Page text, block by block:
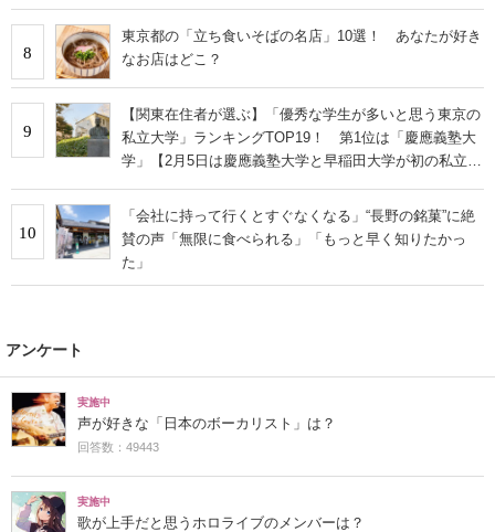
8
東京都の「立ち食いそばの名店」10選！ あなたが好き
なお店はどこ？
9
【関東在住者が選ぶ】「優秀な学生が多いと思う東京の
私立大学」ランキングTOP19！ 第1位は「慶應義塾大
学」【2月5日は慶應義塾大学と早稲田大学が初の私立大
10
「会社に持って行くとすぐなくなる」“長野の銘菓”に絶
賛の声「無限に食べられる」「もっと早く知りたかっ
た」
アンケート
実施中
声が好きな「日本のボーカリスト」は？
回答数：49443
実施中
歌が上手だと思うホロライブのメンバーは？